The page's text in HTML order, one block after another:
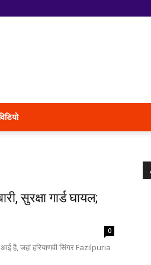
सुरक्षा गार्ड घायल;
0
है, जहां हरियाणवी सिंगर Fazilpuria